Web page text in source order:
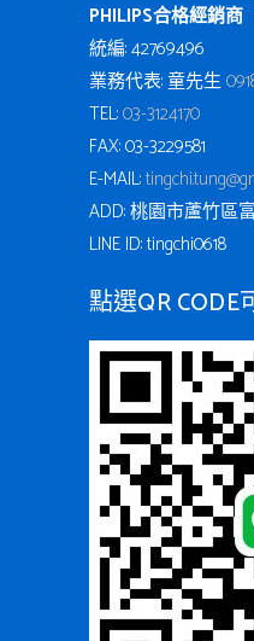
PHILIPS合格經銷商
統編: 42769496
業務代表: 童先生
TEL:03-3124170
FAX: 03-3229581
E-MAIL:
ADD: 桃園市蘆竹區
LINE ID: tingchi0618
點選QR CODE